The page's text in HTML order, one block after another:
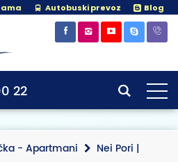
Autobuski prevoz Blog
22
- Apartmani
Nei Pori |